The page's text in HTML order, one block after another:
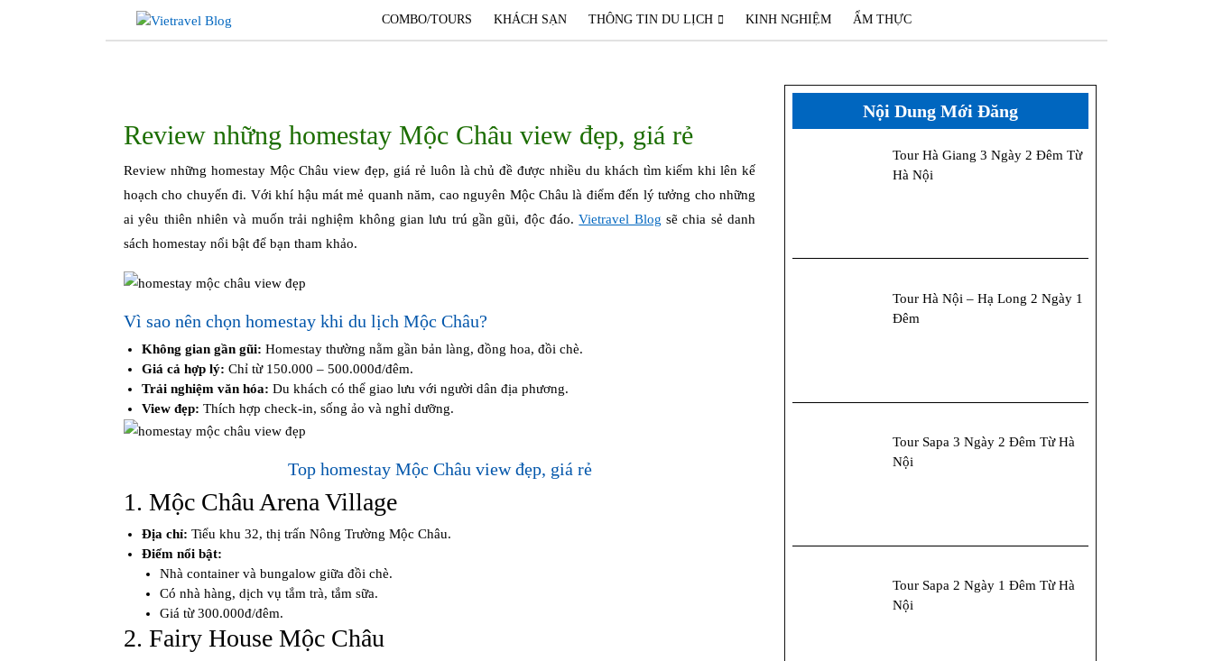
COMBO/TOURS KHÁCH SẠN THÔNG TIN DU LỊCH KINH NGHIỆM ẨM THỰC
Review những homestay Mộc Châu view đẹp, giá rẻ
Review những homestay Mộc Châu view đẹp, giá rẻ luôn là chủ đề được nhiều du khách tìm kiếm khi lên kế
hoạch cho chuyến đi. Với khí hậu mát mẻ quanh năm, cao nguyên Mộc Châu là điểm đến lý tưởng cho những
ai yêu thiên nhiên và muốn trải nghiệm không gian lưu trú gần gũi, độc đáo.Vietravel Blog sẽ chia sẻ danh
sách homestay nổi bật để bạn tham khảo.
Vì sao nên chọn homestay khi du lịch Mộc Châu?
Không gian gần gũi: Homestay thường nằm gần bản làng, đồng hoa, đồi chè.
Giá cả hợp lý: Chỉ từ 150.000 – 500.000đ/đêm.
Trải nghiệm văn hóa: Du khách có thể giao lưu với người dân địa phương.
View đẹp: Thích hợp check-in, sống ảo và nghỉ dưỡng.
Top homestay Mộc Châu view đẹp, giá rẻ
1. Mộc Châu Arena Village
Địa chỉ: Tiểu khu 32, thị trấn Nông Trường Mộc Châu.
Điểm nổi bật:
Nhà container và bungalow giữa đồi chè.
Có nhà hàng, dịch vụ tắm trà, tắm sữa.
Giá từ 300.000đ/đêm.
2. Fairy House Mộc Châu
Nội Dung Mới Đăng
Tour Hà Giang 3 Ngày 2 Đêm Từ
Hà Nội
Tour Hà Nội – Hạ Long 2 Ngày 1
Đêm
Tour Sapa 3 Ngày 2 Đêm Từ Hà
Nội
Tour Sapa 2 Ngày 1 Đêm Từ Hà
Nội